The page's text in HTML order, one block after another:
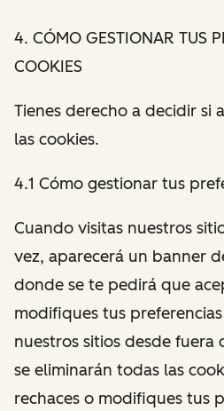
4. CÓMO GESTIONAR TUS
COOKIES
Tienes derecho a decidir si
las cookies.
4.1 Cómo gestionar tus
Cuando visitas nuestros
vez, aparecerá un banner
donde se te pedirá que
modifiques tus
nuestros sitios desde fuera
se eliminarán todas las
rechaces o modifiques tus